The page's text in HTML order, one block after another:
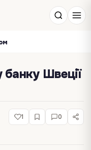
Швеції
1 0